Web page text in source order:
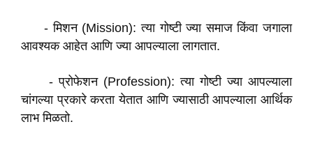
- मिशन (Mission): त्या गोष्टी ज्या समाज किंवा जगाला
आवश्यक आहेत आणि ज्या आपल्याला लागतात.
- प्रोफेशन (Profession): त्या गोष्टी ज्या आपल्याला
चांगल्या प्रकारे करता येतात आणि ज्यासाठी आपल्याला आर्थिक
लाभ मिळतो.